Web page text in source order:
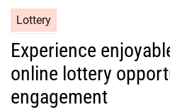
a
e
o
Lottery
Experience
online lottery
engagement